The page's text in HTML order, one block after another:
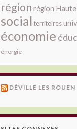
région région
social territoires
économie
énergie
DÉVILLE LES ROUEN